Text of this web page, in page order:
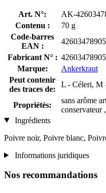
Art. N°:
AK-
Contenu :
70 g
Code-barres
EAN :
Fabricant N° :
Marque:
Ankerkraut
Peut contenir
des traces de:
L - Céleri, M
Propriétés:
sans arôme
conservateur
Ingrédients
Poivre noir, Poivre blanc,
Informations juridiques
Nos recommandations